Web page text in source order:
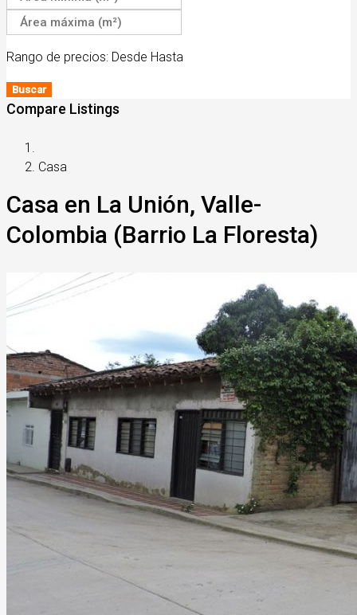
Rango de precios: Desde Hasta
Buscar
Compare Listings
Casa
Casa en La Unión, Valle-
Colombia (Barrio La Floresta)